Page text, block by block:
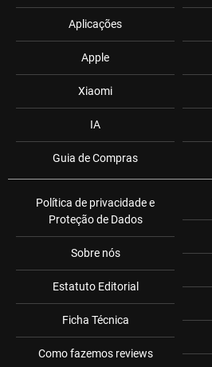
Aplicações
Apple
Xiaomi
IA
Guia de Compras
Política de privacidade e
Proteção de Dados
Sobre nós
Estatuto Editorial
Ficha Técnica
Como fazemos reviews